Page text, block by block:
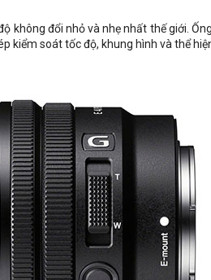
không đổi nhỏ và nhẹ nhất thế giới.
soát tốc độ, khung hình và thể